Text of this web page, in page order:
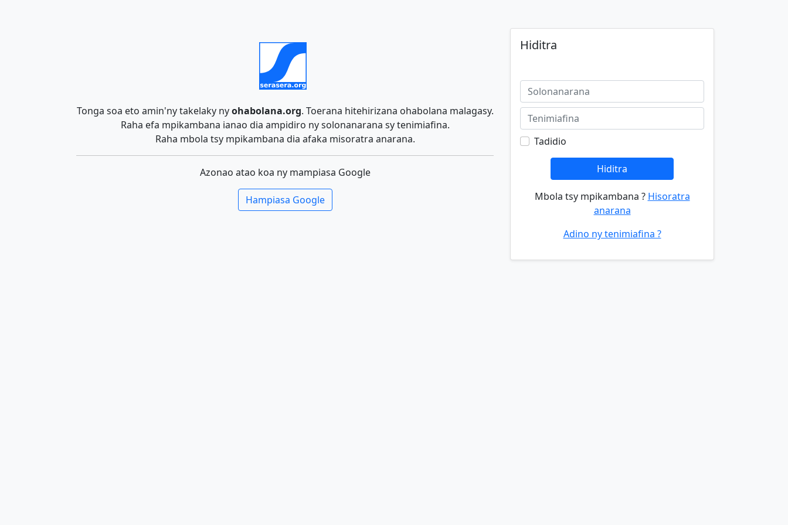
Tonga soa eto amin'ny takelaky nyohabolana.org. Toerana hitehirizana ohabolana malagasy.
Raha efa mpikambana ianao dia ampidiro ny solonanarana sy tenimiafina.
Raha mbola tsy mpikambana dia afaka misoratra anarana.
Azonao atao koa ny mampiasa Google
Hampiasa Google
Hiditra
Tadidio
Hiditra
Mbola tsy mpikambana ? Hisoratra
anarana
Adino ny tenimiafina ?